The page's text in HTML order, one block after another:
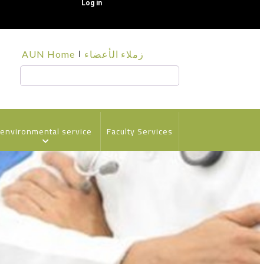
Log in
قائمة
الجامعة
AUN Home زملاء الأعضاء
environmental service Faculty Services